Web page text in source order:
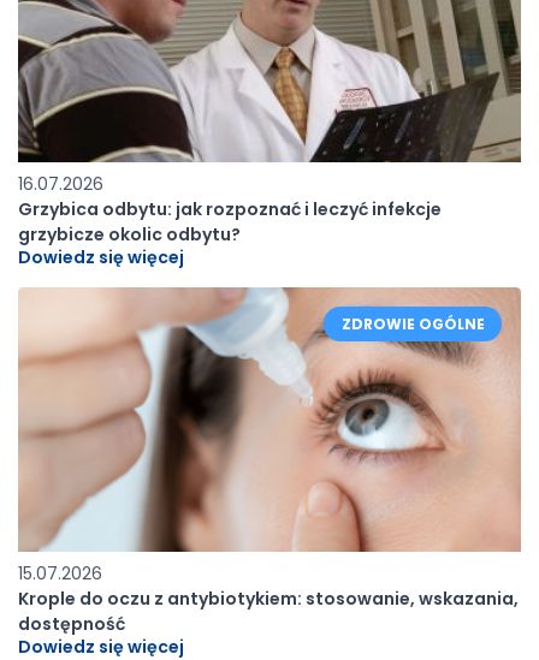
16.07.2026
Grzybica odbytu: jak rozpoznać i leczyć infekcje
grzybicze okolic odbytu?
Dowiedz się więcej
15.07.2026
Krople do oczu z antybiotykiem: stosowanie, wskazania,
dostępność
Dowiedz się więcej
ZDROWIE OGÓLNE